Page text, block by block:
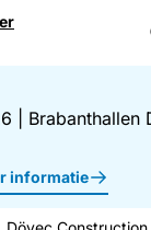
Brabanthallen
informatie